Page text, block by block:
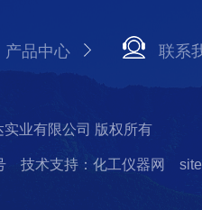
产品中心 联系
业有限公司 版权所有
技术支持：化工仪器网